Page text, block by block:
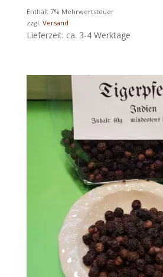
Enthält 7% Mehrwertsteuer
zzgl. Versand
Lieferzeit: ca. 3-4 Werktage